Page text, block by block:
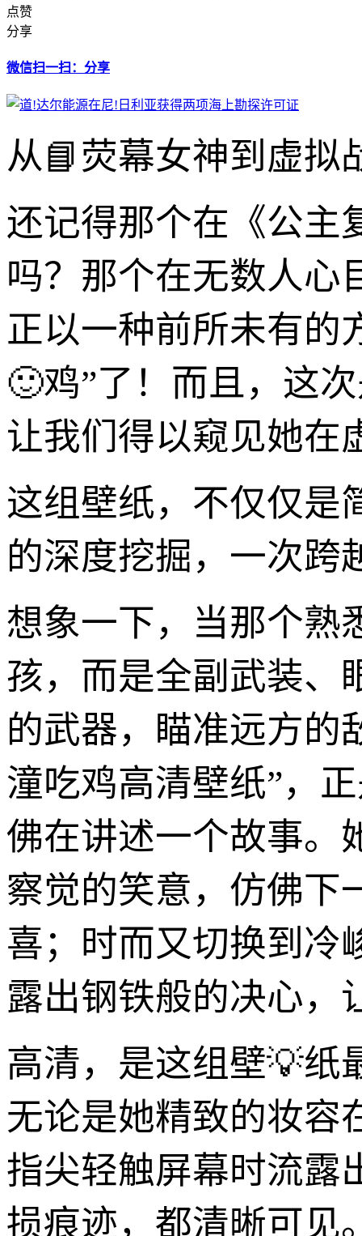
点赞
分享
微信扫一扫：分享
从📘荧幕女神到虚拟
还记得那个在《公主
吗？那个在无数人心
正以一种前所未有
🙂鸡”了！而且，这
让我们得以窥见她在
这组壁纸，不仅仅是
的深度挖掘，一次跨
想象一下，当那个熟
孩，而是全副武装、
的武器，瞄准远方的
潼吃鸡高清壁纸”，
佛在讲述一个故事。
察觉的笑意，仿佛下
喜；时而又切换到冷
露出钢铁般的决心，
高清，是这组壁💡纸
无论是她精致的妆容
指尖轻触屏幕时流露
损痕迹，都清晰可见